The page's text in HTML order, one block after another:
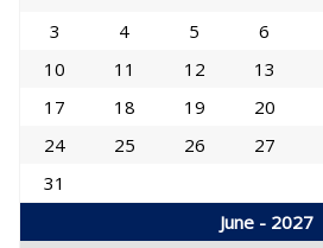
3
4 5 6
10
11 12 13
17
18 19 20
24
25 26 27
31
June - 2027